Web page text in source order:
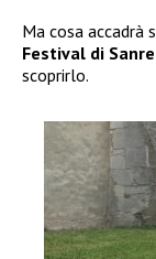
Ma cosa accadrà
Festival di
scoprirlo.